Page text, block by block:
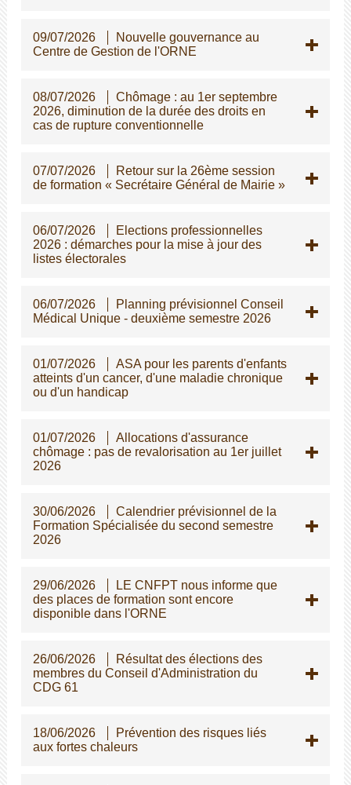
09/07/2026
Nouvelle gouvernance au
Centre de Gestion de l'ORNE
08/07/2026
Chômage : au 1er septembre
2026, diminution de la durée des droits en
cas de rupture conventionnelle
07/07/2026
Retour sur la 26ème session
de formation « Secrétaire Général de Mairie »
06/07/2026
Elections professionnelles
2026 : démarches pour la mise à jour des
listes électorales
06/07/2026
Planning prévisionnel Conseil
Médical Unique - deuxième semestre 2026
01/07/2026
ASA pour les parents d'enfants
atteints d'un cancer, d'une maladie chronique
ou d'un handicap
01/07/2026
Allocations d'assurance
chômage : pas de revalorisation au 1er juillet
2026
30/06/2026
Calendrier prévisionnel de la
Formation Spécialisée du second semestre
2026
29/06/2026
LE CNFPT nous informe que
des places de formation sont encore
disponible dans l'ORNE
26/06/2026
Résultat des élections des
membres du Conseil d'Administration du
CDG 61
18/06/2026
Prévention des risques liés
aux fortes chaleurs